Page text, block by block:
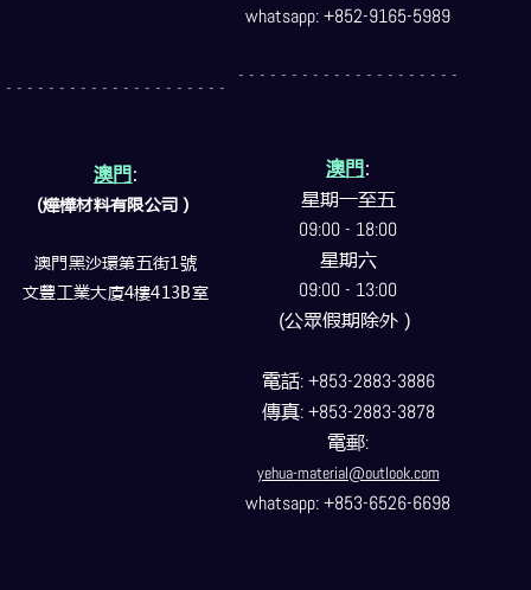
- - - - - - - - - - - - - - - - - - - - -
澳門:
(燁樺材料有限公司）
澳門黑沙環第五街1號
文豐工業大廈4樓413B室
whatsapp: +852-9165-5989
- - - - - - - - - - - - - - - - - - - - -
澳門:
星期一至五
09:00 - 18:00
星期六
09:00 - 13:00
(公眾假期除外）
電話: +853-2883-3886
傳真: +853-2883-3878
電郵:
yehua-material@outlook.com
whatsapp: +853-6526-6698